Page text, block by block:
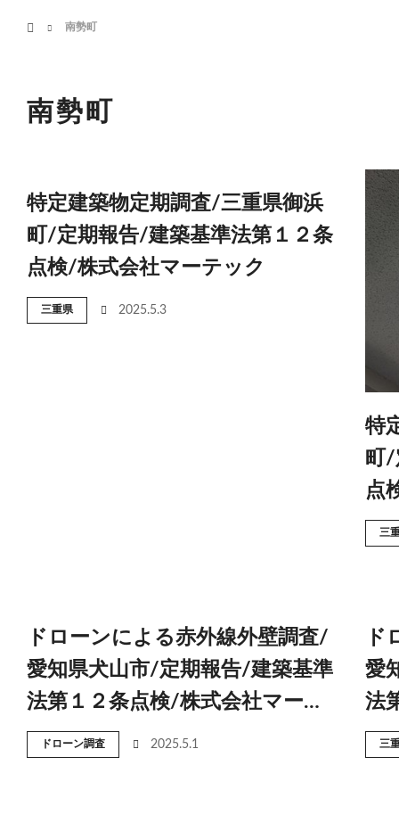
南勢町
南勢町
特定建築物定期調査/三重県御浜
町/定期報告/建築基準法第１２条
点検/株式会社マーテック
三重県 2025.5.3
特
町
点
三
ドローンによる赤外線外壁調査/
愛知県犬山市/定期報告/建築基準
法第１２条点検/株式会社マー…
ドローン調査 2025.5.1
愛
法
三